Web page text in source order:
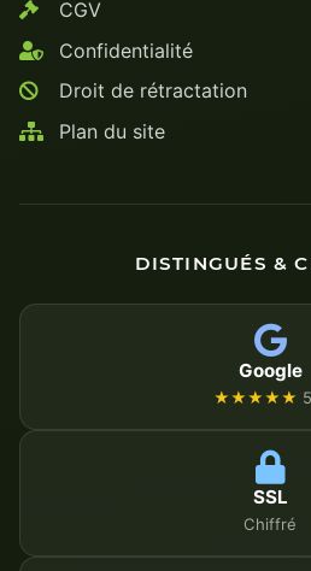
CGV
Confidentialité
Droit de rétractation
Plan du site
DISTINGUÉS &
Google
★★★★★
SSL
Chiffré